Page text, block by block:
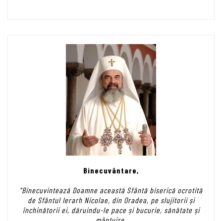
Binecuvântare,
"Binecuvintează Doamne această Sfântă biserică ocrotită
de Sfântul Ierarh Nicolae, din Oradea, pe slujitorii și
închinătorii ei, dăruindu-le pace și bucurie, sănătate și